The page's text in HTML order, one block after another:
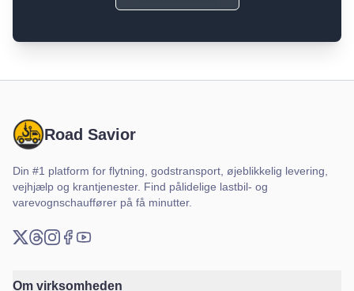
Road Savior
Din #1 platform for flytning, godstransport, øjeblikkelig levering,
vejhjælp og krantjenester. Find pålidelige lastbil- og
varevognschauffører på få minutter.
Om virksomheden